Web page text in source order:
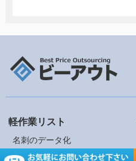
軽作業リスト
名刺のデータ化
名簿のデータ化